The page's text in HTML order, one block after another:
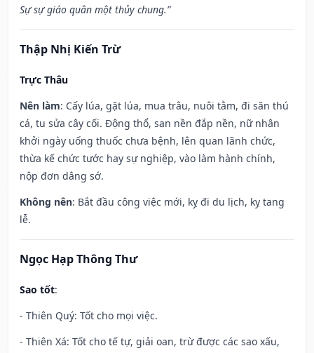
Sự sự giáo quân một thủy chung.”
Thập Nhị Kiến Trừ
Trực Thâu
Nên làm: Cấy lúa, gặt lúa, mua trâu, nuôi tằm, đi săn thú
cá, tu sửa cây cối. Động thổ, san nền đắp nền, nữ nhân
khởi ngày uống thuốc chưa bệnh, lên quan lãnh chức,
thừa kế chức tước hay sự nghiệp, vào làm hành chính,
nộp đơn dâng sớ.
Không nên: Bắt đầu công việc mới, kỵ đi du lịch, kỵ tang
lễ.
Ngọc Hạp Thông Thư
Sao tốt:
- Thiên Quý: Tốt cho mọi việc.
- Thiên Xá: Tốt cho tế tự, giải oan, trừ được các sao xấu,